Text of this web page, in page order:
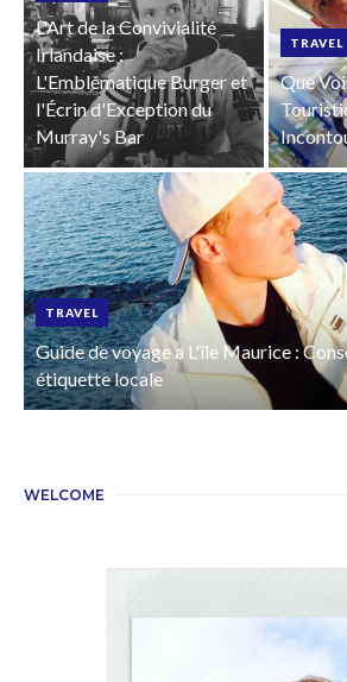
L'Art de la Convivialité
Irlandaise :
L'Emblématique Burger et
l'Écrin d'Exception du
Murray's Bar
TRAVEL
Que
TRAVEL
Guide de voyage a L'île Maurice :
étiquette locale
WELCOME